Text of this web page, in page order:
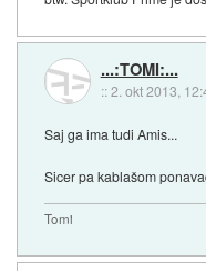
...:TOMI:...
::2. okt 2013,
Saj ga ima tudi Amis...
Sicer pa kablašom
Tomi